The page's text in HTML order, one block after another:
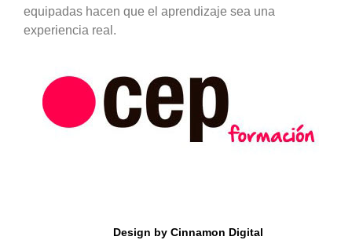
equipadas hacen que el aprendizaje sea una
experiencia real.
Design by Cinnamon Digital